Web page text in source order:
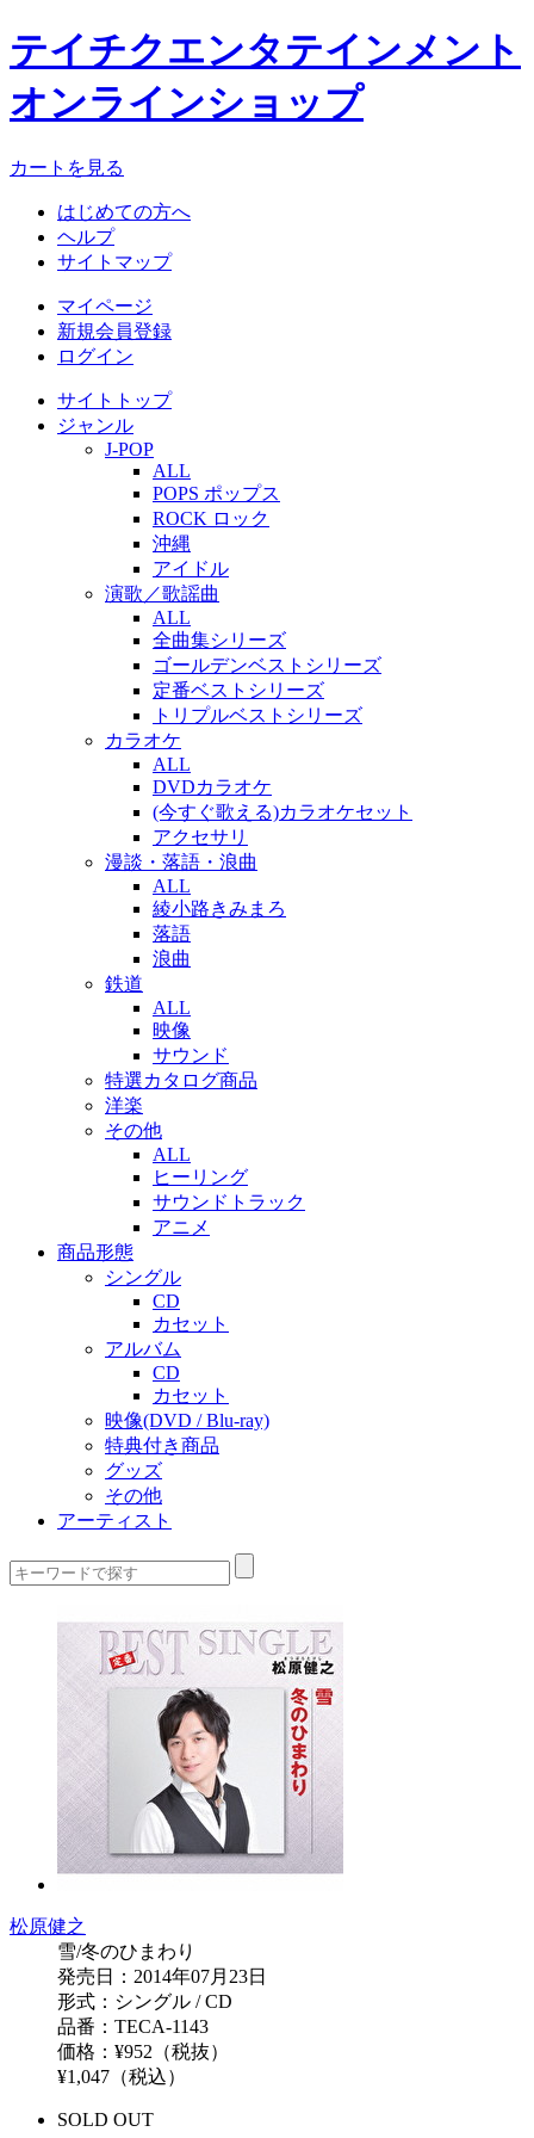
テイチクエンタテインメント
オンラインショップ
カートを見る
はじめての方へ
ヘルプ
サイトマップ
マイページ
新規会員登録
ログイン
サイトトップ
ジャンル
J-POP
ALL
POPS ポップス
ROCK ロック
沖縄
アイドル
演歌／歌謡曲
ALL
全曲集シリーズ
ゴールデンベストシリーズ
定番ベストシリーズ
トリプルベストシリーズ
カラオケ
ALL
DVDカラオケ
(今すぐ歌える)カラオケセット
アクセサリ
漫談・落語・浪曲
ALL
綾小路きみまろ
落語
浪曲
鉄道
ALL
映像
サウンド
特選カタログ商品
洋楽
その他
ALL
ヒーリング
サウンドトラック
アニメ
商品形態
シングル
CD
カセット
アルバム
CD
カセット
映像(DVD / Blu-ray)
特典付き商品
グッズ
その他
アーティスト
松原健之
雪/冬のひまわり
発売日：2014年07月23日
形式：シングル / CD
品番：TECA-1143
価格：¥952（税抜）
¥1,047（税込）
SOLD OUT